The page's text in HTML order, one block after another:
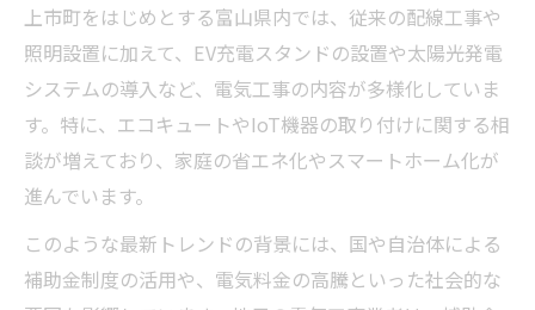
省エネ化を支える電気工事の技術力
電気工事の安全管理と最新基準について
暮らしを変える電気工事の新技術とは
地域密着型サービスが選ばれる理由
地域密着型電気工事の安心ポイント
地元業者の電気工事サービスの特徴
迅速対応で信頼される電気工事事例
上市町をはじめとする富山県内では、従来の配線工事や
照明設置に加えて、EV充電スタンドの設置や太陽光発電
システムの導入など、電気工事の内容が多様化していま
す。特に、エコキュートやIoT機器の取り付けに関する相
談が増えており、家庭の省エネ化やスマートホーム化が
進んでいます。
このような最新トレンドの背景には、国や自治体による
補助金制度の活用や、電気料金の高騰といった社会的な